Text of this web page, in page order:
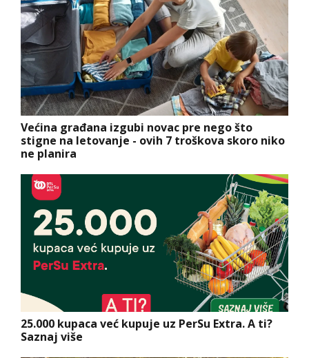
Većina građana izgubi novac pre nego što
stigne na letovanje - ovih 7 troškova skoro niko
ne planira
25.000 kupaca već kupuje uz PerSu Extra. A ti?
Saznaj više